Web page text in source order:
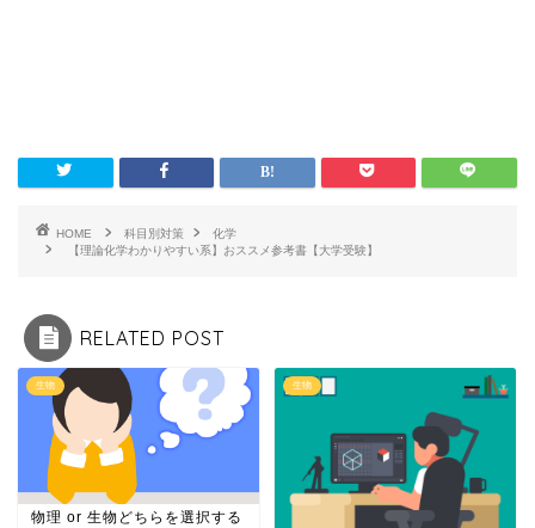
HOME 科目別対策
化学
【理論化学わかりやすい系】おススメ参考書【大学受験】
RELATED POST
生物
物理 or 生物どちらを選択する
生物